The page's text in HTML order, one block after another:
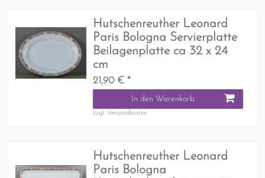
Hutschenreuther Leonard
Paris Bologna Servierplatte
Beilagenplatte ca 32 x 24
cm
21,90 € *
In den Warenkorb
zzgl. Versandkosten
Hutschenreuther Leonard
Paris Bologna